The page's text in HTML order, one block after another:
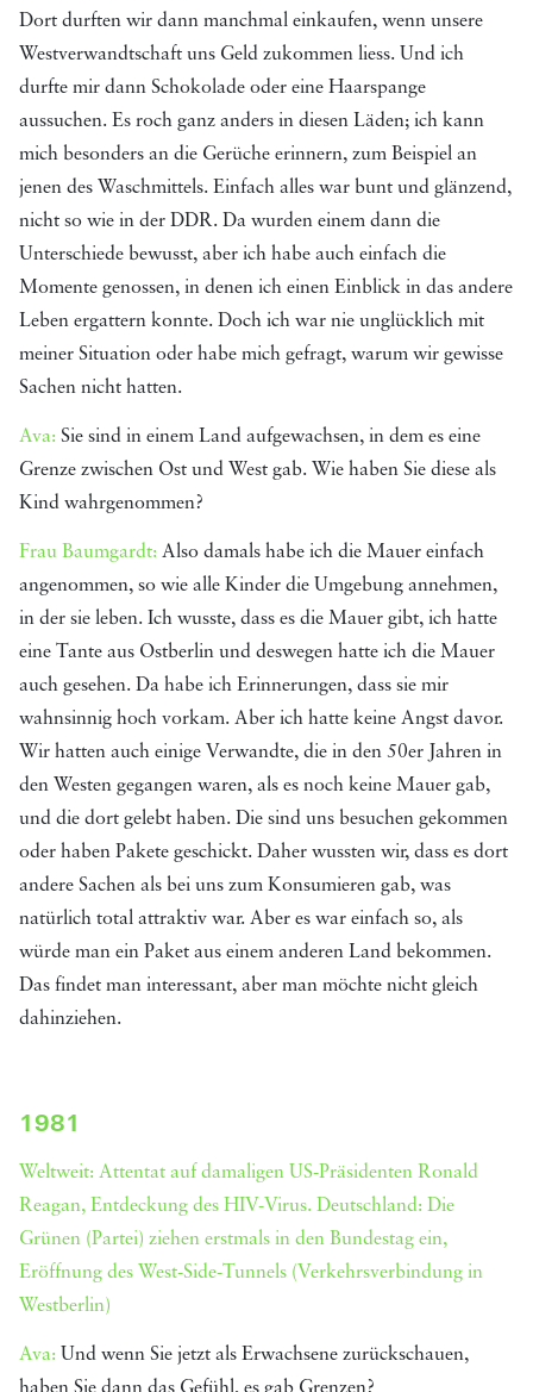
Dort durften wir dann manchmal einkaufen, wenn unsere
Westverwandtschaft uns Geld zukommen liess. Und ich
durfte mir dann Schokolade oder eine Haarspange
aussuchen. Es roch ganz anders in diesen Läden; ich kann
mich besonders an die Gerüche erinnern, zum Beispiel an
jenen des Waschmittels. Einfach alles war bunt und glänzend,
nicht so wie in der DDR. Da wurden einem dann die
Unterschiede bewusst, aber ich habe auch einfach die
Momente genossen, in denen ich einen Einblick in das andere
Leben ergattern konnte. Doch ich war nie unglücklich mit
meiner Situation oder habe mich gefragt, warum wir gewisse
Sachen nicht hatten.
Ava: Sie sind in einem Land aufgewachsen, in dem es eine
Grenze zwischen Ost und West gab. Wie haben Sie diese als
Kind wahrgenommen?
Frau Baumgardt: Also damals habe ich die Mauer einfach
angenommen, so wie alle Kinder die Umgebung annehmen,
in der sie leben. Ich wusste, dass es die Mauer gibt, ich hatte
eine Tante aus Ostberlin und deswegen hatte ich die Mauer
auch gesehen. Da habe ich Erinnerungen, dass sie mir
wahnsinnig hoch vorkam. Aber ich hatte keine Angst davor.
Wir hatten auch einige Verwandte, die in den 50er Jahren in
den Westen gegangen waren, als es noch keine Mauer gab,
und die dort gelebt haben. Die sind uns besuchen gekommen
oder haben Pakete geschickt. Daher wussten wir, dass es dort
andere Sachen als bei uns zum Konsumieren gab, was
natürlich total attraktiv war. Aber es war einfach so, als
würde man ein Paket aus einem anderen Land bekommen.
Das findet man interessant, aber man möchte nicht gleich
dahinziehen.
1981
Weltweit: Attentat auf damaligen US-Präsidenten Ronald
Reagan, Entdeckung des HIV-Virus. Deutschland: Die
Grünen (Partei) ziehen erstmals in den Bundestag ein,
Eröffnung des West-Side-Tunnels (Verkehrsverbindung in
Westberlin)
Ava: Und wenn Sie jetzt als Erwachsene zurückschauen,
haben Sie dann das Gefühl, es gab Grenzen?